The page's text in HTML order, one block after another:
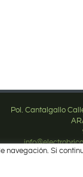
Pol. Cantalgallo
Síguenos
navegación. Si